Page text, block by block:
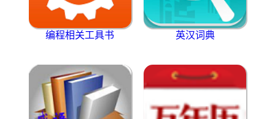
编程相关工具书 英汉词典